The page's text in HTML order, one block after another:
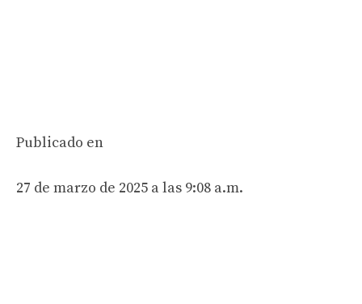
Publicado en
27 de marzo de 2025 a las 9:08 a.m.